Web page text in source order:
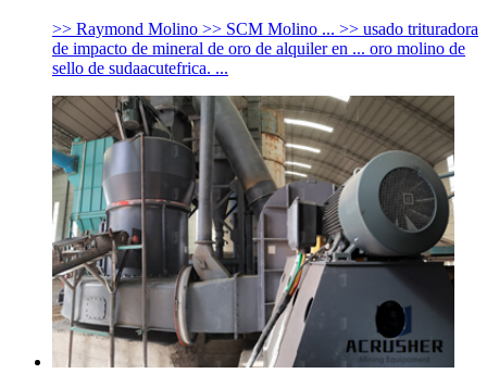
>> Raymond Molino >> SCM Molino ... >> usado trituradora
de impacto de mineral de oro de alquiler en ... oro molino de
sello de sudaacutefrica. ...